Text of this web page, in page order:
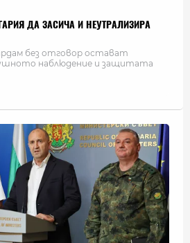
ДА ЗАСИЧА И НЕУТРАЛИЗИРА
без отговор остават
наблюдение и защитата